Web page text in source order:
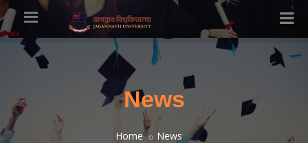
News
Home News